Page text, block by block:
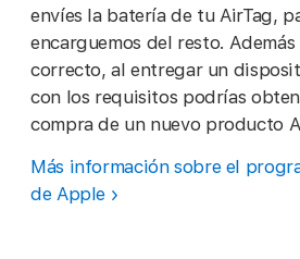
envíes la batería de tu AirTag,
encarguemos del resto.
correcto, al entregar un
con los requisitos podrías
compra de un nuevo producto
Más información sobre el
de Apple